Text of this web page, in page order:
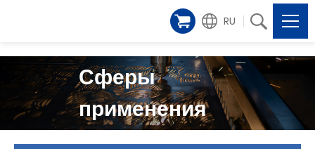
RU
Сферы
применения